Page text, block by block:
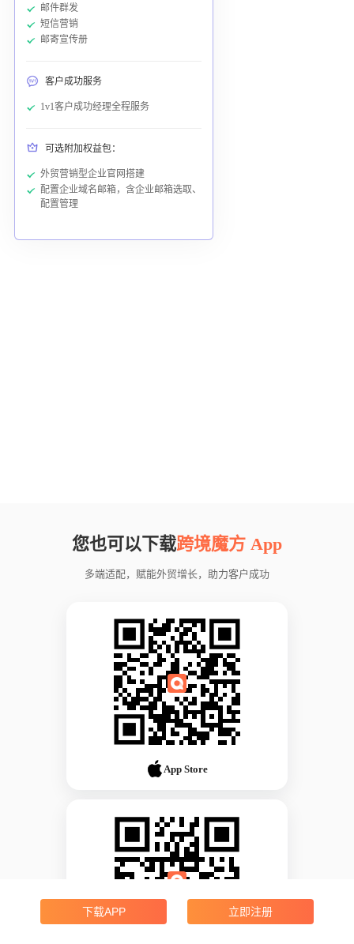
邮件群发
短信营销
邮寄宣传册
客户成功服务
1v1客户成功经理全程服务
可选附加权益包：
外贸营销型企业官网搭建
配置企业域名邮箱，含企业邮箱选取、
配置管理
您也可以下载跨境魔方 App
多端适配，赋能外贸增长，助力客户成功
App Store
下载APP 立即注册